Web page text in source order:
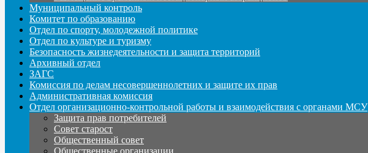
Муниципальный контроль
Комитет по образованию
Отдел по спорту, молодежной политике
Отдел по культуре и туризму
Безопасность жизнедеятельности и защита территорий
Архивный отдел
ЗАГС
Комиссия по делам несовершеннолетних и защите их прав
Административная комиссия
Отдел организационно-контрольной работы и взаимодействия с органами МСУ
Защита прав потребителей
Совет старост
Общественный совет
Общественные организации